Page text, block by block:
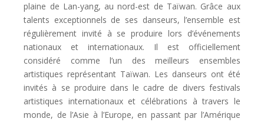
plaine de Lan-yang, au nord-est de Taïwan. Grâce aux
talents exceptionnels de ses danseurs, l’ensemble est
régulièrement invité à se produire lors d’événements
nationaux et internationaux. Il est officiellement
considéré comme l’un des meilleurs ensembles
artistiques représentant Taïwan. Les danseurs ont été
invités à se produire dans le cadre de divers festivals
artistiques internationaux et célébrations à travers le
monde, de l’Asie à l’Europe, en passant par l’Amérique